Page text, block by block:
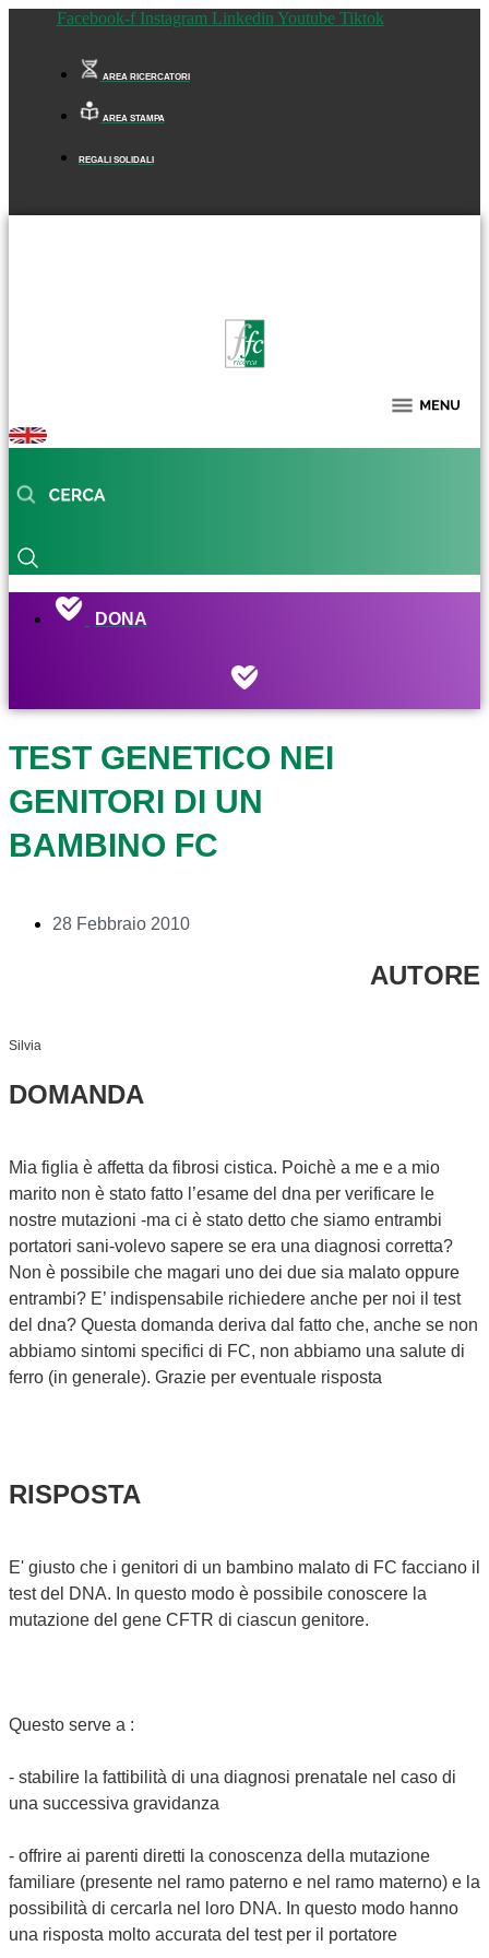
Facebook-f Instagram Linkedin Youtube Tiktok
AREA RICERCATORI
AREA STAMPA
REGALI SOLIDALI
DONA
TEST GENETICO NEI
GENITORI DI UN
BAMBINO FC
28 Febbraio 2010
AUTORE
Silvia
DOMANDA
Mia figlia è affetta da fibrosi cistica. Poichè a me e a mio
marito non è stato fatto l’esame del dna per verificare le
nostre mutazioni -ma ci è stato detto che siamo entrambi
portatori sani-volevo sapere se era una diagnosi corretta?
Non è possibile che magari uno dei due sia malato oppure
entrambi? E’ indispensabile richiedere anche per noi il test
del dna? Questa domanda deriva dal fatto che, anche se non
abbiamo sintomi specifici di FC, non abbiamo una salute di
ferro (in generale). Grazie per eventuale risposta
RISPOSTA
E' giusto che i genitori di un bambino malato di FC facciano il
test del DNA. In questo modo è possibile conoscere la
mutazione del gene CFTR di ciascun genitore.
Questo serve a :
- stabilire la fattibilità di una diagnosi prenatale nel caso di
una successiva gravidanza
- offrire ai parenti diretti la conoscenza della mutazione
familiare (presente nel ramo paterno e nel ramo materno) e la
possibilità di cercarla nel loro DNA. In questo modo hanno
una risposta molto accurata del test per il portatore